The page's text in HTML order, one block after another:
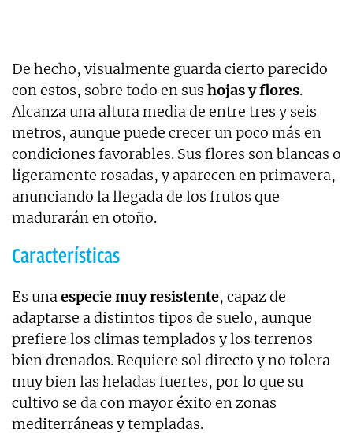
De hecho, visualmente guarda cierto parecido
con estos, sobre todo en sus hojas y flores.
Alcanza una altura media de entre tres y seis
metros, aunque puede crecer un poco más en
condiciones favorables. Sus flores son blancas o
ligeramente rosadas, y aparecen en primavera,
anunciando la llegada de los frutos que
madurarán en otoño.
Características
Es unaespecie muy resistente, capaz de
adaptarse a distintos tipos de suelo, aunque
prefiere los climas templados y los terrenos
bien drenados. Requiere sol directo y no tolera
muy bien las heladas fuertes, por lo que su
cultivo se da con mayor éxito en zonas
mediterráneas y templadas.